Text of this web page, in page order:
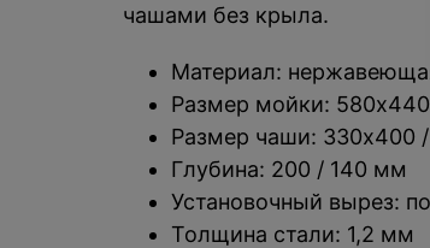
чашами без крыла.
Материал:
Размер мойки:
Размер чаши: 330х400
Глубина: 200 / 140 мм
Установочный вырез:
Толщина стали: 1,2 мм